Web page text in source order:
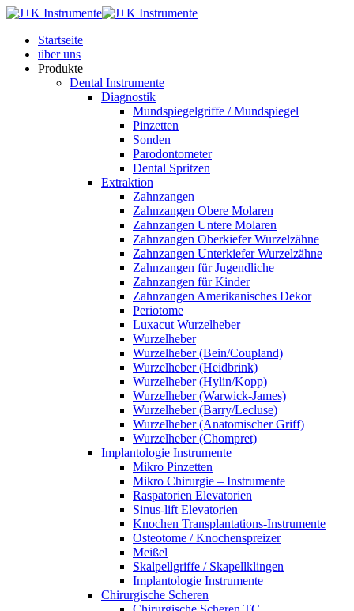
Startseite
über uns
Produkte
Dental Instrumente
Diagnostik
Mundspiegelgriffe / Mundspiegel
Pinzetten
Sonden
Parodontometer
Dental Spritzen
Extraktion
Zahnzangen
Zahnzangen Obere Molaren
Zahnzangen Untere Molaren
Zahnzangen Oberkiefer Wurzelzähne
Zahnzangen Unterkiefer Wurzelzähne
Zahnzangen für Jugendliche
Zahnzangen für Kinder
Zahnzangen Amerikanisches Dekor
Periotome
Luxacut Wurzelheber
Wurzelheber
Wurzelheber (Bein/Coupland)
Wurzelheber (Heidbrink)
Wurzelheber (Hylin/Kopp)
Wurzelheber (Warwick-James)
Wurzelheber (Barry/Lecluse)
Wurzelheber (Anatomischer Griff)
Wurzelheber (Chompret)
Implantologie Instrumente
Mikro Pinzetten
Mikro Chirurgie – Instrumente
Raspatorien Elevatorien
Sinus-lift Elevatorien
Knochen Transplantations-Instrumente
Osteotome / Knochenspreizer
Meißel
Skalpellgriffe / Skapellklingen
Implantologie Instrumente
Chirurgische Scheren